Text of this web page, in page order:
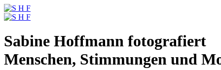
Sabine Hoffmann fotografiert
Menschen, Stimmungen und